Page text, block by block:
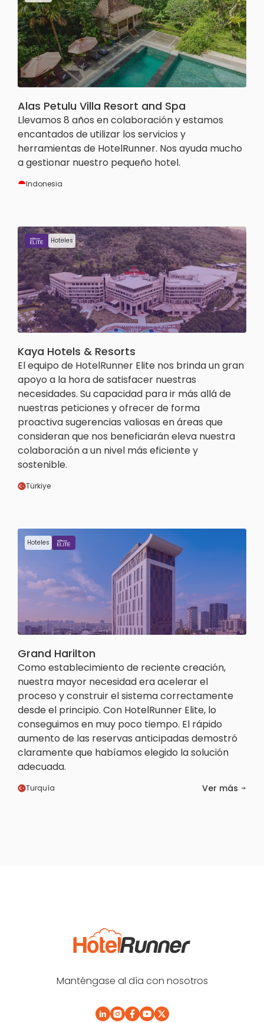
Alas Petulu Villa Resort and Spa
Llevamos 8 años en colaboración y estamos
encantados de utilizar los servicios y
herramientas de HotelRunner. Nos ayuda mucho
a gestionar nuestro pequeño hotel.
Indonesia
Hoteles
Kaya Hotels & Resorts
El equipo de HotelRunner Elite nos brinda un gran
apoyo a la hora de satisfacer nuestras
necesidades. Su capacidad para ir más allá de
nuestras peticiones y ofrecer de forma
proactiva sugerencias valiosas en áreas que
consideran que nos beneficiarán eleva nuestra
colaboración a un nivel más eficiente y
sostenible.
Türkiye
Hoteles
Grand Harilton
Como establecimiento de reciente creación,
nuestra mayor necesidad era acelerar el
proceso y construir el sistema correctamente
desde el principio. Con HotelRunner Elite, lo
conseguimos en muy poco tiempo. El rápido
aumento de las reservas anticipadas demostró
claramente que habíamos elegido la solución
adecuada.
Turquía Ver más
Manténgase al día con nosotros